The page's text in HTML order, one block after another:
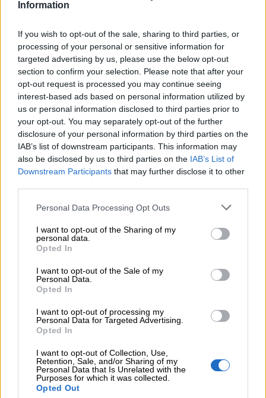
Information
If you wish to opt-out of the sale, sharing to third parties, or
processing of your personal or sensitive information for
targeted advertising by us, please use the below opt-out
section to confirm your selection. Please note that after your
opt-out request is processed you may continue seeing
interest-based ads based on personal information utilized by
us or personal information disclosed to third parties prior to
your opt-out. You may separately opt-out of the further
disclosure of your personal information by third parties on the
IAB’s list of downstream participants. This information may
also be disclosed by us to third parties on the IAB’s List of
Downstream Participants that may further disclose it to other
Personal Data Processing Opt Outs
I want to opt-out of the Sharing of my
personal data.
Opted In
I want to opt-out of the Sale of my
Personal Data.
Opted In
I want to opt-out of processing my
Personal Data for Targeted Advertising.
Opted In
I want to opt-out of Collection, Use,
Retention, Sale, and/or Sharing of my
Personal Data that Is Unrelated with the
Purposes for which it was collected.
Opted Out
10 βασικές συμβουλές για προστασία μετά από πυρκαγιά
04.08.2026 - 11:26
Γιάννης Καντώρος – Όμιλος INTERAMERICAN
04.08.2026 - 10:14
Allianz-Εθνική: Το νέο τραπεζοασφαλιστικό δίδυμο και η
εμπειρία της Τουρκίας
04.08.2026 - 10:07
Δημόσια ευχαριστήρια επιστολή Γ. Περιστέρη προς Δρ.
Γεώργιο Αποστολόπουλο, Ιδρυτή και Πρόεδρο Ομίλου
ΙΑΤΡΙΚΟ ΑΘΗΝΩΝ
οικογένειες των θυμάτων και τους πυρόπληκτους